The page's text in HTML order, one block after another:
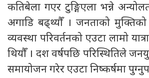
कतिबेला गएर टुङ्गिएला भन्ने
अगाडि बढ्थ्यौँ । जनताको
व्यवस्था परिवर्तनको एउटा लामो
थियौँ । दश वर्षपछि परिस्थितिले
समायोजन गरेर एउटा निष्कर्षमा